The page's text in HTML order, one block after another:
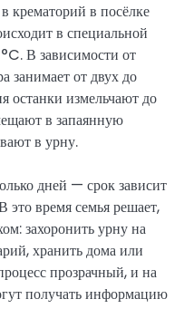
крематорий в посёлке
в специальной
В зависимости от
занимает от двух до
останки измельчают до
в запаянную
в урну.
дней — срок зависит
это время семья решает,
захоронить урну на
хранить дома или
прозрачный, и на
получать информацию